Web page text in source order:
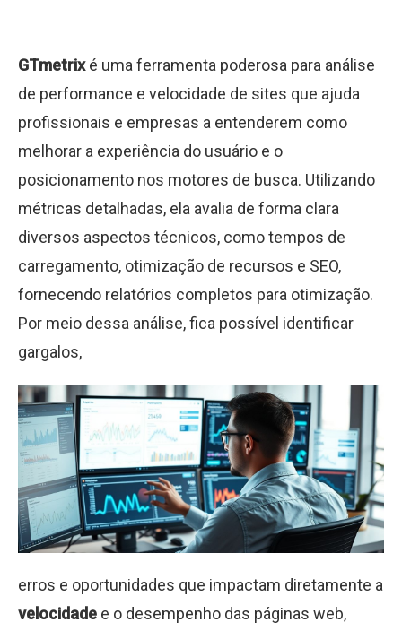
GTmetrixé uma ferramenta poderosa para análise
de performance e velocidade de sites que ajuda
profissionais e empresas a entenderem como
melhorar a experiência do usuário e o
posicionamento nos motores de busca. Utilizando
métricas detalhadas, ela avalia de forma clara
diversos aspectos técnicos, como tempos de
carregamento, otimização de recursos e SEO,
fornecendo relatórios completos para otimização.
Por meio dessa análise, fica possível identificar
gargalos,
erros e oportunidades que impactam diretamente a
velocidade e o desempenho das páginas web,